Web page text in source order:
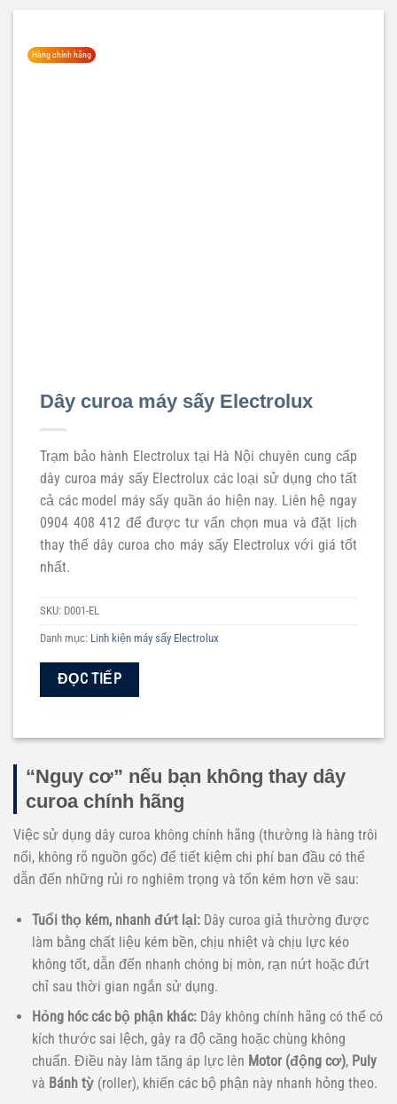
Hàng chính hãng
Dây curoa máy sấy Electrolux
Trạm bảo hành Electrolux tại Hà Nội chuyên cung cấp
dây curoa máy sấy Electrolux các loại sử dụng cho tất
cả các model máy sấy quần áo hiện nay. Liên hệ ngay
0904 408 412 để được tư vấn chọn mua và đặt lịch
thay thế dây curoa cho máy sấy Electrolux với giá tốt
nhất.
SKU: D001-EL
Danh mục: Linh kiện máy sấy Electrolux
ĐỌC TIẾP
“Nguy cơ” nếu bạn không thay dây
curoa chính hãng
Việc sử dụng dây curoa không chính hãng (thường là hàng trôi
nổi, không rõ nguồn gốc) để tiết kiệm chi phí ban đầu có thể
dẫn đến những rủi ro nghiêm trọng và tốn kém hơn về sau:
Tuổi thọ kém, nhanh đứt lại:Dây curoa giả thường được
làm bằng chất liệu kém bền, chịu nhiệt và chịu lực kéo
không tốt, dẫn đến nhanh chóng bị mòn, rạn nứt hoặc đứt
chỉ sau thời gian ngắn sử dụng.
Hỏng hóc các bộ phận khác:Dây không chính hãng có thể có
kích thước sai lệch, gây ra độ căng hoặc chùng không
chuẩn. Điều này làm tăng áp lực lên Motor (động cơ), Puly
và Bánh tỳ(roller), khiến các bộ phận này nhanh hỏng theo.